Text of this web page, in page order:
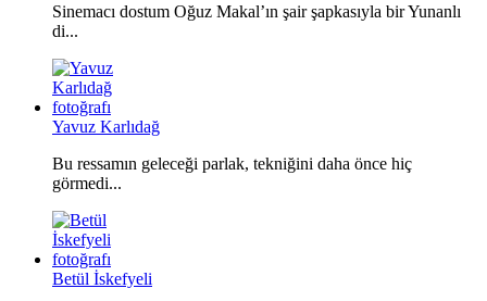
Sinemacı dostum Oğuz Makal’ın şair şapkasıyla bir Yunanlı
di...
Yavuz Karlıdağ
Bu ressamın geleceği parlak, tekniğini daha önce hiç
görmedi...
Betül İskefyeli